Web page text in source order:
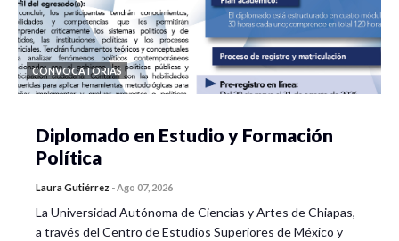
CONVOCATORIAS
Diplomado en Estudio y Formación
Política
Laura Gutiérrez -Ago 07, 2026
La Universidad Autónoma de Ciencias y Artes de Chiapas,
a través del Centro de Estudios Superiores de México y